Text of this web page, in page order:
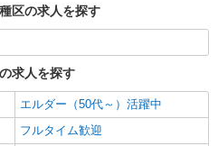
区の求人を探す
求人を探す
エルダー（50代～）活躍中
フルタイム歓迎